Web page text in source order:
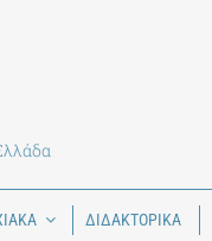
ΔΙΔΑΚΤΟΡΙΚΑ